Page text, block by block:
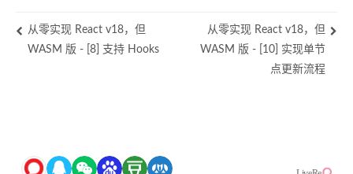
从零实现 React v18，但
WASM 版 - [8] 支持 Hooks
从零实现 React v18，但
WASM 版 - [10] 实现单节
点更新流程